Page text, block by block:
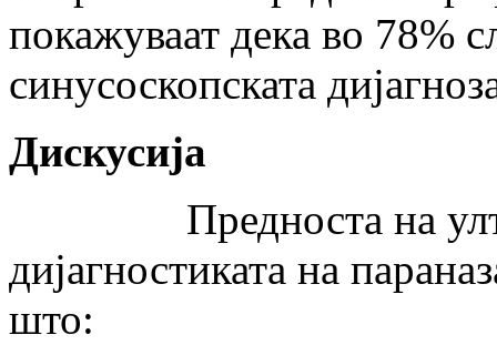
покажуваат дека во 78%
синусоскопската
Дискусија
Предноста на
дијагностиката на
што: